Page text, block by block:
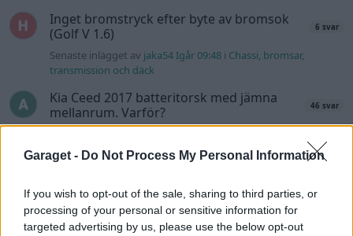
Garaget - Do Not Process My Personal Information
If you wish to opt-out of the sale, sharing to third parties, or
processing of your personal or sensitive information for
targeted advertising by us, please use the below opt-out
Inget bromstryck efter byte av bromsok
(Golf V 1.6)
6 svar
Senaste inlägget av jaka54 Igår 09:48 i Chassi, bromsar,
transmission och däck
Kia Ceed 2017 batteritorsk med jämna
mellanrum. Varför?
46 svar
Övertryck i vevhus, Volvo 940 b230fk 1 svar
felsökning
Fälg till Husqvarna Novolett 1955 2 svar